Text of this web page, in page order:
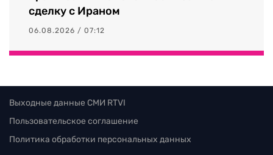
сделку с Ираном
06.08.2026 / 07:12
Выходные данные СМИ RTVI
Пользовательское соглашение
Политика обработки персональных данных